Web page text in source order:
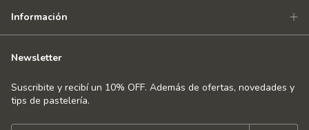
Información
Newsletter
Suscribite y recibí un 10% OFF. Además de ofertas, novedades y
tips de pastelería.